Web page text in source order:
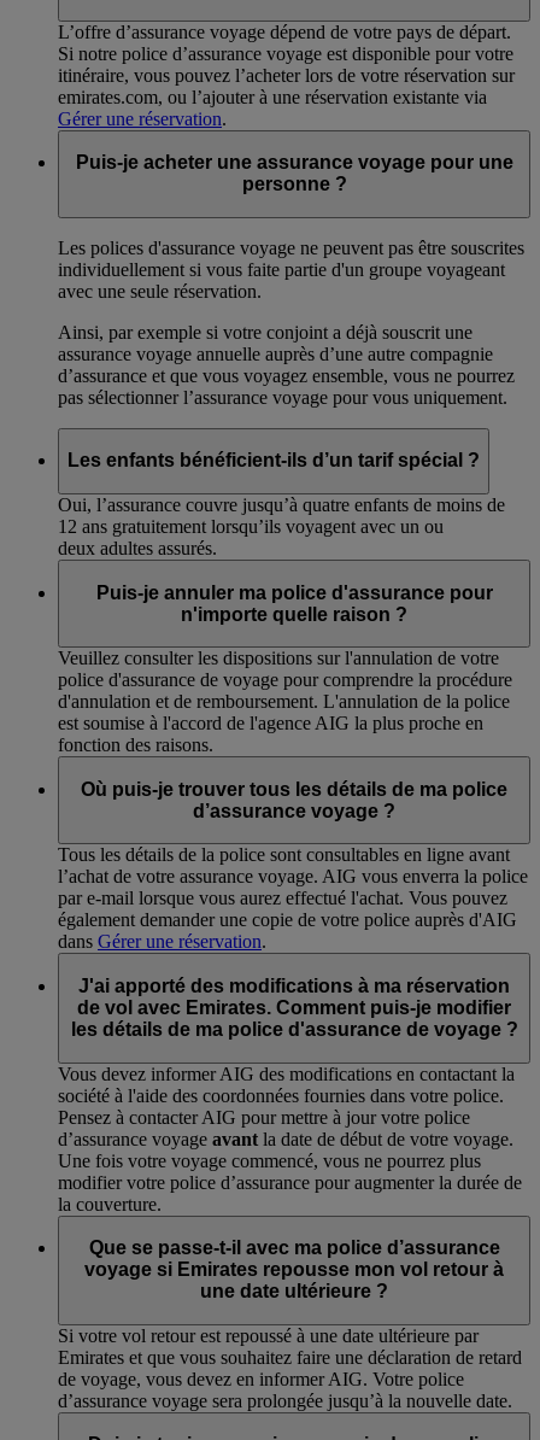
L’offre d’assurance voyage dépend de votre pays de départ.
Si notre police d’assurance voyage est disponible pour votre
itinéraire, vous pouvez l’acheter lors de votre réservation sur
emirates.com, ou l’ajouter à une réservation existante via
Gérer une réservation.
Puis-je acheter une assurance voyage pour une
personne ?
Les polices d'assurance voyage ne peuvent pas être souscrites
individuellement si vous faite partie d'un groupe voyageant
avec une seule réservation.
Ainsi, par exemple si votre conjoint a déjà souscrit une
assurance voyage annuelle auprès d’une autre compagnie
d’assurance et que vous voyagez ensemble, vous ne pourrez
pas sélectionner l’assurance voyage pour vous uniquement.
Les enfants bénéficient-ils d’un tarif spécial ?
Oui, l’assurance couvre jusqu’à quatre enfants de moins de
12 ans gratuitement lorsqu’ils voyagent avec un ou
deux adultes assurés.
Puis-je annuler ma police d'assurance pour
n'importe quelle raison ?
Veuillez consulter les dispositions sur l'annulation de votre
police d'assurance de voyage pour comprendre la procédure
d'annulation et de remboursement. L'annulation de la police
est soumise à l'accord de l'agence AIG la plus proche en
fonction des raisons.
Où puis-je trouver tous les détails de ma police
d’assurance voyage ?
Tous les détails de la police sont consultables en ligne avant
l’achat de votre assurance voyage. AIG vous enverra la police
par e-mail lorsque vous aurez effectué l'achat. Vous pouvez
également demander une copie de votre police auprès d'AIG
dans Gérer une réservation.
J'ai apporté des modifications à ma réservation
de vol avec Emirates. Comment puis-je modifier
les détails de ma police d'assurance de voyage ?
Vous devez informer AIG des modifications en contactant la
société à l'aide des coordonnées fournies dans votre police.
Pensez à contacter AIG pour mettre à jour votre police
d’assurance voyage avant la date de début de votre voyage.
Une fois votre voyage commencé, vous ne pourrez plus
modifier votre police d’assurance pour augmenter la durée de
la couverture.
Que se passe-t-il avec ma police d’assurance
voyage si Emirates repousse mon vol retour à
une date ultérieure ?
Si votre vol retour est repoussé à une date ultérieure par
Emirates et que vous souhaitez faire une déclaration de retard
de voyage, vous devez en informer AIG. Votre police
d’assurance voyage sera prolongée jusqu’à la nouvelle date.